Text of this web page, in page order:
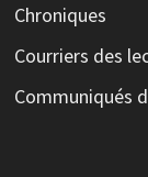
Chroniques
Courriers des
Communiqués